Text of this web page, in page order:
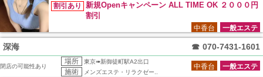
割引あり
新規Openキャンペーン ALL TIME OK ２０００円
割引
一般エステ
中香台
深海 ☎ 070-7431-1601
閉店の可能性あり
場所 東京➠新御徒町駅A2出口
施術 メンズエステ・リラクゼー..
一般エステ
中香台